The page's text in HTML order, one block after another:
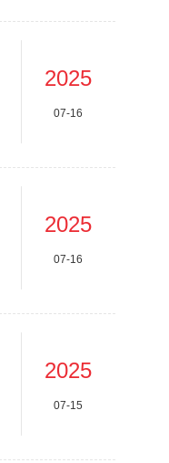
2025
07-16
2025
07-16
2025
07-15